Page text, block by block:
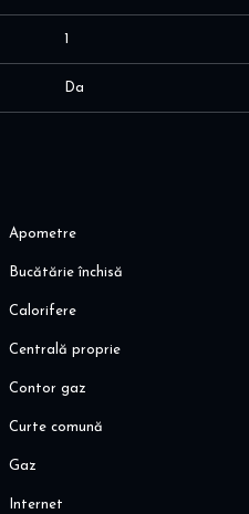
1
Da
Apometre
Bucătărie închisă
Calorifere
Centrală proprie
Contor gaz
Curte comună
Gaz
Internet